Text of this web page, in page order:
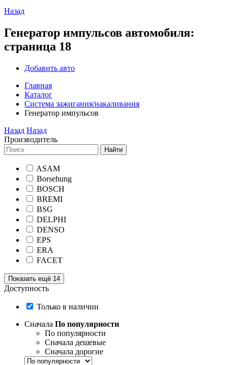
Назад
Генератор импульсов автомобиля:
страница 18
Добавить авто
Главная
Каталог
Система зажигания/накаливания
Генератор импульсов
Назад Назад
Производитель
Найти
ASAM
Borsehung
BOSCH
BREMI
BSG
DELPHI
DENSO
EPS
ERA
FACET
Показать ещё 14
Доступность
Только в наличии
Сначала По популярности
По популярности
Сначала дешевые
Сначала дорогие